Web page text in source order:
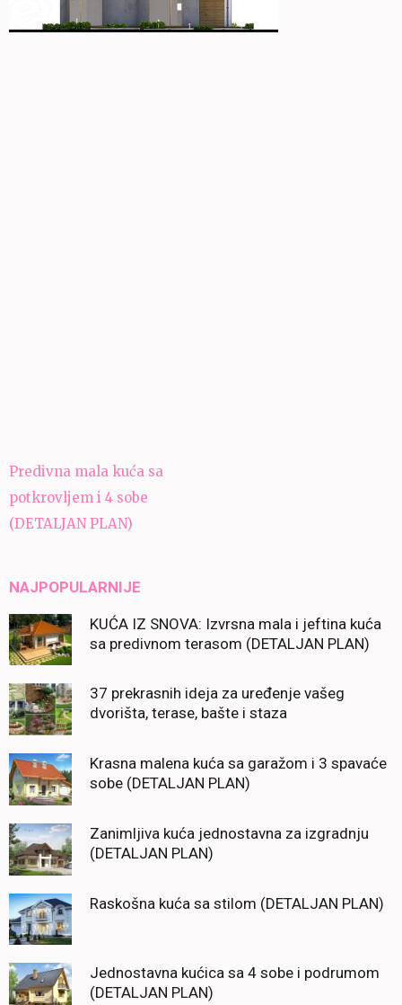
Navigacija
članaka
Predivna mala kuća sa
potkrovljem i 4 sobe
(DETALJAN PLAN)
NAJPOPULARNIJE
KUĆA IZ SNOVA: Izvrsna mala i jeftina kuća
sa predivnom terasom (DETALJAN PLAN)
37 prekrasnih ideja za uređenje vašeg
dvorišta, terase, bašte i staza
Krasna malena kuća sa garažom i 3 spavaće
sobe (DETALJAN PLAN)
Zanimljiva kuća jednostavna za izgradnju
(DETALJAN PLAN)
Raskošna kuća sa stilom (DETALJAN PLAN)
Jednostavna kućica sa 4 sobe i podrumom
(DETALJAN PLAN)